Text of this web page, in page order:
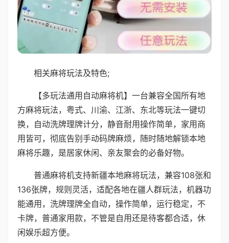
相关麻将玩法及特色;
【多玩法通用自动麻将机】一台兼容全国所有地
方麻将玩法，粤式、川渝、江浙、东北等玩法一键切
换，自动洗牌理牌计分，静音耐用操作简单，家用商
用皆可，彻底告别手动码牌麻烦，随时随地解锁本地
麻将乐趣，是居家休闲、亲友聚会的必备好物。
普通麻将机支持新疆本地麻将玩法，兼容108张和
136张牌，规则灵活，适配各地在疆人群玩法，机器功
能通用，洗牌理牌全自动，操作简单，运行稳定，不
卡牌，普通家用款，不管是自用还是待客都合适，休
闲娱乐超方便。